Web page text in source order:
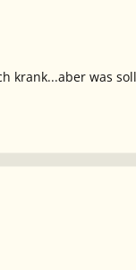
krank...aber was